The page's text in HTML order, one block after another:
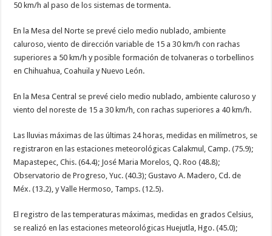
50 km/h al paso de los sistemas de tormenta.
En la Mesa del Norte se prevé cielo medio nublado, ambiente
caluroso, viento de dirección variable de 15 a 30 km/h con rachas
superiores a 50 km/h y posible formación de tolvaneras o torbellinos
en Chihuahua, Coahuila y Nuevo León.
En la Mesa Central se prevé cielo medio nublado, ambiente caluroso y
viento del noreste de 15 a 30 km/h, con rachas superiores a 40 km/h.
Las lluvias máximas de las últimas 24 horas, medidas en milímetros, se
registraron en las estaciones meteorológicas Calakmul, Camp. (75.9);
Mapastepec, Chis. (64.4); José Maria Morelos, Q. Roo (48.8);
Observatorio de Progreso, Yuc. (40.3); Gustavo A. Madero, Cd. de
Méx. (13.2), y Valle Hermoso, Tamps. (12.5).
El registro de las temperaturas máximas, medidas en grados Celsius,
se realizó en las estaciones meteorológicas Huejutla, Hgo. (45.0);